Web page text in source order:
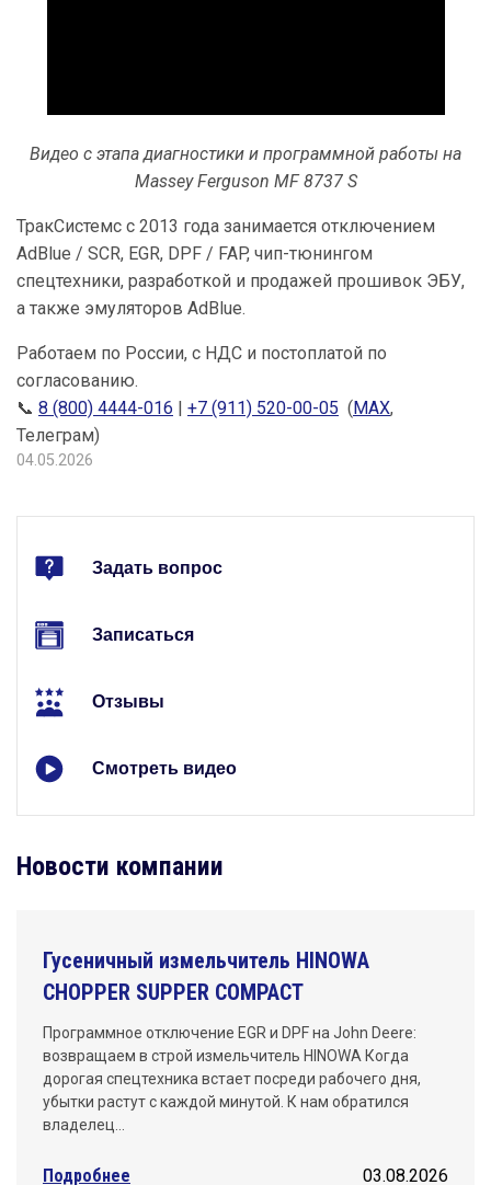
Видео с этапа диагностики и программной работы на
Massey Ferguson MF 8737 S
ТракСистемс с 2013 года занимается отключением
AdBlue / SCR, EGR, DPF / FAP, чип-тюнингом
спецтехники, разработкой и продажей прошивок ЭБУ,
а также эмуляторов AdBlue.
Работаем по России, с НДС и постоплатой по
согласованию.
📞 8 (800) 4444-016 | +7 (911) 520-00-05 (МАХ,
Телеграм)
04.05.2026
Задать вопрос
Записаться
Отзывы
Смотреть видео
Новости компании
Гусеничный измельчитель HINOWA
CHOPPER SUPPER COMPACT
Программное отключение EGR и DPF на John Deere:
возвращаем в строй измельчитель HINOWA Когда
дорогая спецтехника встает посреди рабочего дня,
убытки растут с каждой минутой. К нам обратился
владелец…
Подробнее 03.08.2026